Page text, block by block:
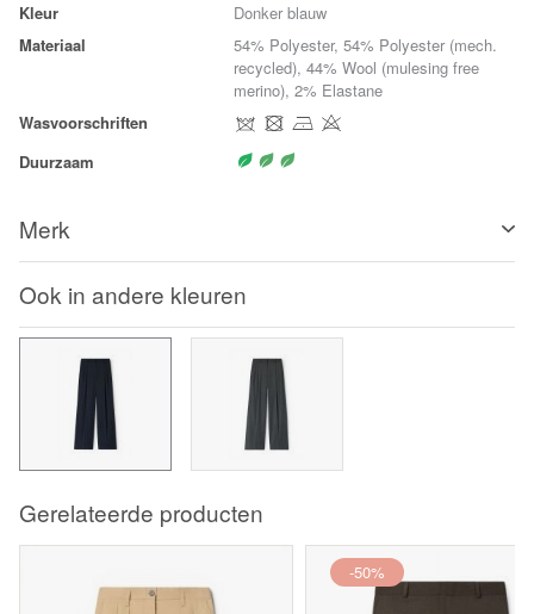
Kleur
Donker blauw
Materiaal
54% Polyester, 54% Polyester (mech.
recycled), 44% Wool (mulesing free
merino), 2% Elastane
Wasvoorschriften
Duurzaam
Merk
Ook in andere kleuren
Gerelateerde producten
-50%